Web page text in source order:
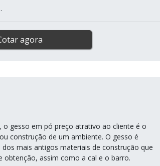
agora
gesso em pó preço atrativo ao cliente é o
construção de um ambiente. O gesso é
mais antigos materiais de construção que
assim como a cal e o barro.